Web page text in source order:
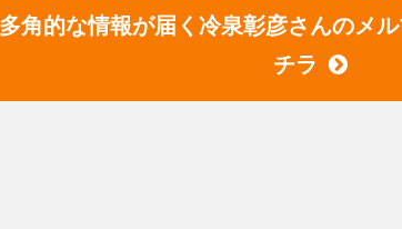
多角的な情報が届く冷泉彰彦さんのメ
チラ